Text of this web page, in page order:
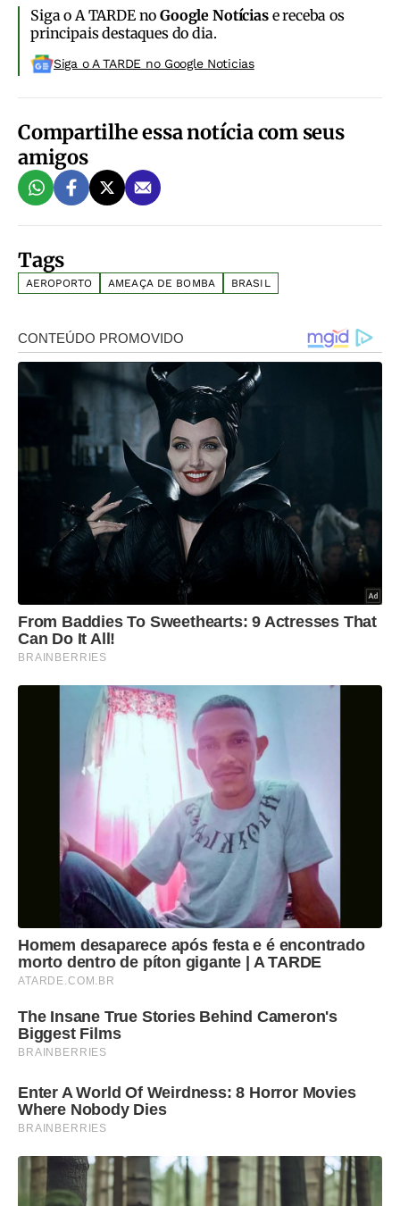
Siga o A TARDE noGoogle Notíciase receba os
principais destaques do dia.
Siga o A TARDE no Google Noticias
Compartilhe essa notícia com seus
amigos
Tags
AEROPORTO AMEAÇA DE BOMBA BRASIL